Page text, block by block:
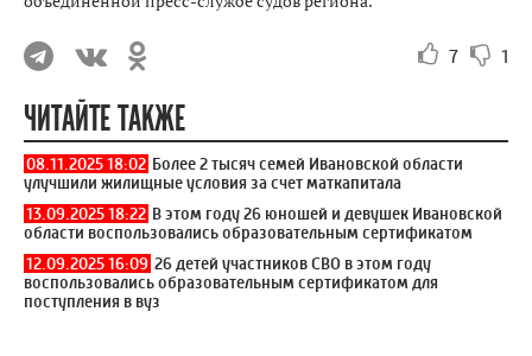
7 1
ЧИТАЙТЕ ТАКЖЕ
08.11.2025 18:02 Более 2 тысяч семей Ивановской области
улучшили жилищные условия за счет маткапитала
13.09.2025 18:22 В этом году 26 юношей и девушек Ивановской
области воспользовались образовательным сертификатом
12.09.2025 16:09 26 детей участников СВО в этом году
воспользовались образовательным сертификатом для
поступления в вуз